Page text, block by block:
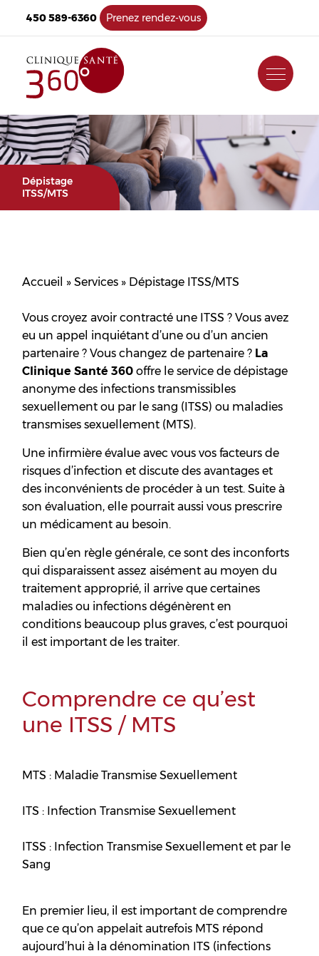
450 589-6360 Prenez rendez-vous
Dépistage
ITSS/MTS
Accueil »Services » Dépistage ITSS/MTS
Vous croyez avoir contracté une ITSS ? Vous avez
eu un appel inquiétant d’une ou d’un ancien
partenaire ? Vous changez de partenaire ? La
Clinique Santé 360 offre le service de dépistage
anonyme des infections transmissibles
sexuellement ou par le sang (ITSS) ou maladies
transmises sexuellement (MTS).
Une infirmière évalue avec vous vos facteurs de
risques d’infection et discute des avantages et
des inconvénients de procéder à un test. Suite à
son évaluation, elle pourrait aussi vous prescrire
un médicament au besoin.
Bien qu’en règle générale, ce sont des inconforts
qui disparaissent assez aisément au moyen du
traitement approprié, il arrive que certaines
maladies ou infections dégénèrent en
conditions beaucoup plus graves, c’est pourquoi
il est important de les traiter.
Comprendre ce qu’est
une ITSS / MTS
MTS : Maladie Transmise Sexuellement
ITS : Infection Transmise Sexuellement
ITSS : Infection Transmise Sexuellement et par le
Sang
En premier lieu, il est important de comprendre
que ce qu’on appelait autrefois MTS répond
aujourd’hui à la dénomination ITS (infections